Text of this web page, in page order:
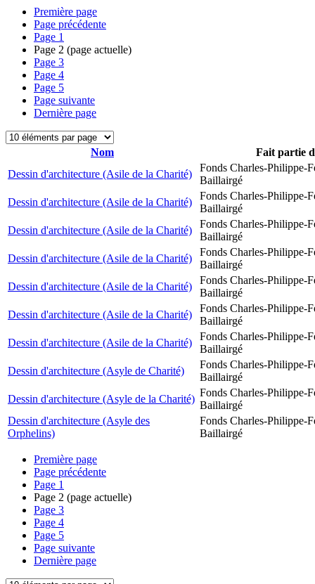
Première page
Page précédente
Page 1
Page 2 (page actuelle)
Page 3
Page 4
Page 5
Page suivante
Dernière page
Nom
Fait partie
Dessin d'architecture (Asile de la Charité)
Fonds Charles-Philippe-
Baillairgé
Dessin d'architecture (Asile de la Charité)
Fonds Charles-Philippe-
Baillairgé
Dessin d'architecture (Asile de la Charité)
Fonds Charles-Philippe-
Baillairgé
Dessin d'architecture (Asile de la Charité)
Fonds Charles-Philippe-
Baillairgé
Dessin d'architecture (Asile de la Charité)
Fonds Charles-Philippe-
Baillairgé
Dessin d'architecture (Asile de la Charité)
Fonds Charles-Philippe-
Baillairgé
Dessin d'architecture (Asile de la Charité)
Fonds Charles-Philippe-
Baillairgé
Dessin d'architecture (Asyle de Charité)
Fonds Charles-Philippe-
Baillairgé
Dessin d'architecture (Asyle de la Charité)
Fonds Charles-Philippe-
Baillairgé
Dessin d'architecture (Asyle des
Orphelins)
Fonds Charles-Philippe-
Baillairgé
Première page
Page précédente
Page 1
Page 2 (page actuelle)
Page 3
Page 4
Page 5
Page suivante
Dernière page